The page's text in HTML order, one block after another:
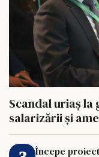
Scandal uriaș la
salarizării și
Începe